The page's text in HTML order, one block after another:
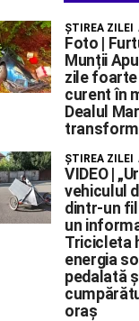
ŞTIREA ZILEI
Foto |
Munții
zile foarte
curent în
Dealul
ŞTIREA ZILEI
VIDEO |
vehiculul
dintr-un
un
Tricicleta
energia
pedalată
oraș